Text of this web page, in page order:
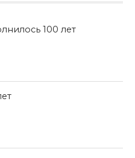
100 лет